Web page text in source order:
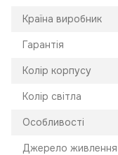
Країна виробник
Гарантія
Колір корпусу
Колір світла
Особливості
Джерело живлення